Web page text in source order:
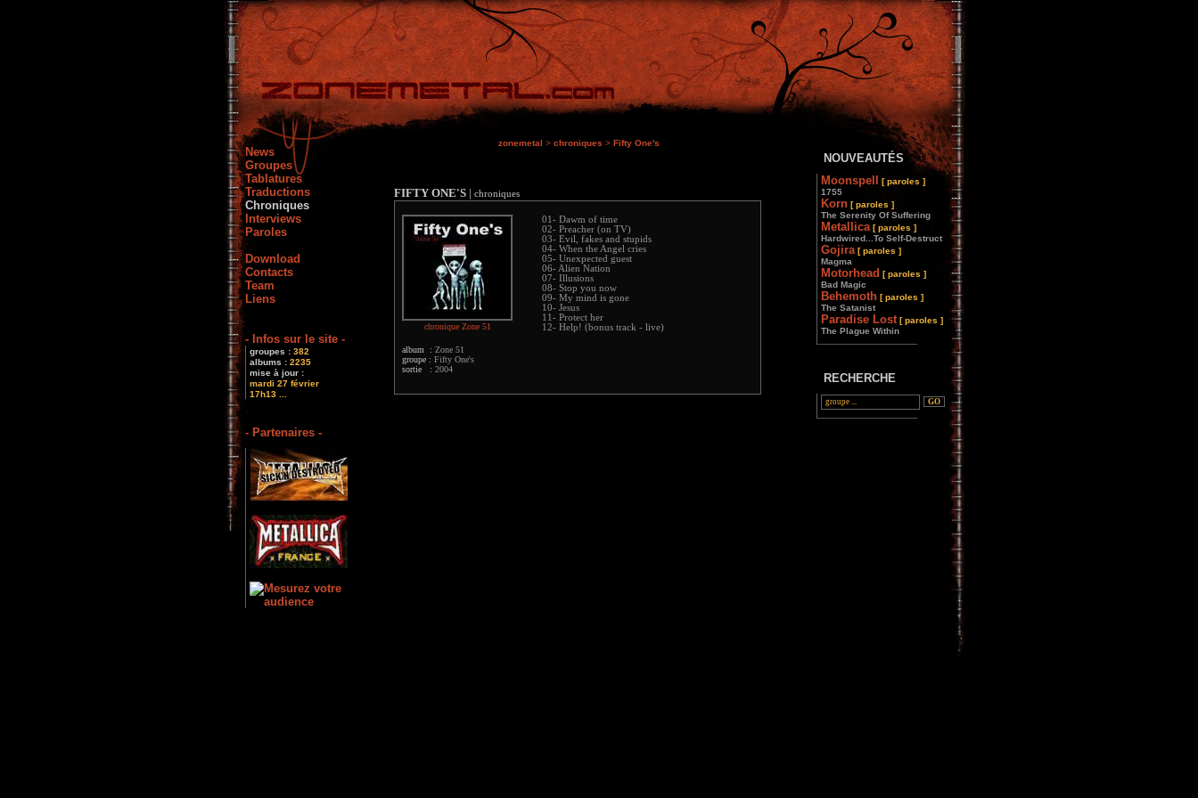
News
Groupes
Tablatures
Traductions
Chroniques
Interviews
Paroles
Download
Contacts
Team
Liens
- Infos sur le site -
groupes : 382
albums : 2235
mise à jour :
mardi 27 février
17h13 ...
- Partenaires -
zonemetal > chroniques > Fifty One's
FIFTY ONE'S | chroniques
chronique Zone 51
album : Zone 51
groupe : Fifty One's
sortie : 2004
01- Dawm of time
02- Preacher (on TV)
03- Evil, fakes and stupids
04- When the Angel cries
05- Unexpected guest
06- Alien Nation
07- Illusions
08- Stop you now
09- My mind is gone
10- Jesus
11- Protect her
12- Help! (bonus track - live)
NOUVEAUTÉS
Moonspell
[ paroles ]
1755
Korn [ paroles ]
The Serenity Of Suffering
Metallica [ paroles ]
Hardwired...To Self-Destruct
Gojira [ paroles ]
Magma
Motorhead [ paroles ]
Bad Magic
Behemoth [ paroles ]
The Satanist
Paradise Lost [ paroles ]
The Plague Within
________________
RECHERCHE
________________